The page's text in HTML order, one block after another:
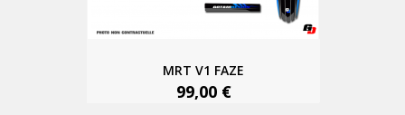
MRT V1 FAZE
99,00 €